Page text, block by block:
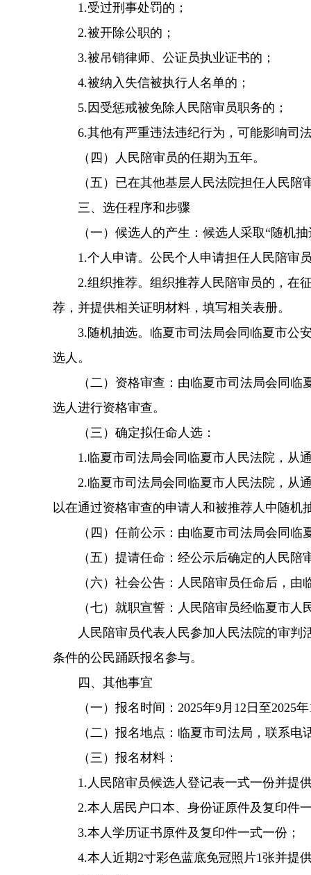
1.受过刑事处罚的；
2.被开除公职的；
3.被吊销律师、公证员执业证书的；
4.被纳入失信被执行人名单的；
5.因受惩戒被免除人民陪审员职务的；
6.其他有严重违法违纪行为，可能影响司
（四）人民陪审员的任期为五年。
（五）已在其他基层人民法院担任人民
三、选任程序和步骤
（一）候选人的产生：候选人采取“随机
1.个人申请。公民个人申请担任人民陪审
2.组织推荐。组织推荐人民陪审员的，在
荐，并提供相关证明材料，填写相关表册。
3.随机抽选。临夏市司法局会同临夏市公
选人。
（二）资格审查：由临夏市司法局会同
选人进行资格审查。
（三）确定拟任命人选：
1.临夏市司法局会同临夏市人民法院，从
2.临夏市司法局会同临夏市人民法院，从
以在通过资格审查的申请人和被推荐人中随机
（四）任前公示：由临夏市司法局会同
（五）提请任命：经公示后确定的人民
（六）社会公告：人民陪审员任命后，
（七）就职宣誓：人民陪审员经临夏市
人民陪审员代表人民参加人民法院的审
条件的公民踊跃报名参与。
四、其他事宜
（一）报名时间：2025年9月12日至2025
（二）报名地点：临夏市司法局，联系电
（三）报名材料：
1.人民陪审员候选人登记表一式一份并提
2.本人居民户口本、身份证原件及复印件
3.本人学历证书原件及复印件一式一份；
4.本人近期2寸彩色蓝底免冠照片1张并提